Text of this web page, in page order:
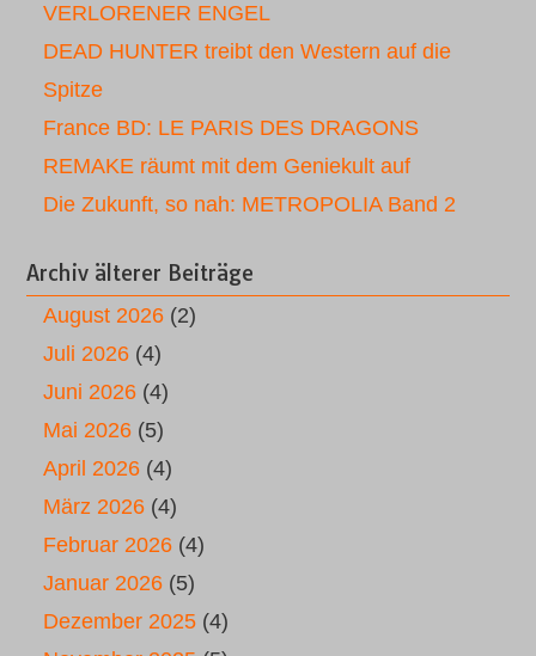
VERLORENER ENGEL
DEAD HUNTER treibt den Western auf die
Spitze
France BD: LE PARIS DES DRAGONS
REMAKE räumt mit dem Geniekult auf
Die Zukunft, so nah: METROPOLIA Band 2
Archiv älterer Beiträge
August 2026 (2)
Juli 2026 (4)
Juni 2026 (4)
Mai 2026 (5)
April 2026 (4)
März 2026 (4)
Februar 2026 (4)
Januar 2026 (5)
Dezember 2025 (4)